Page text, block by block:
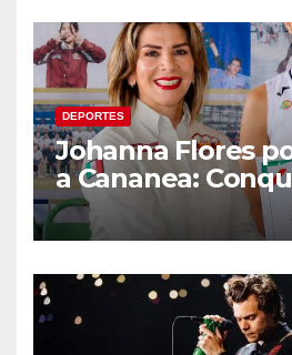
DEPORTES
Johanna Flores
a Cananea:
medalla de plata
Selección
Centroamericanos